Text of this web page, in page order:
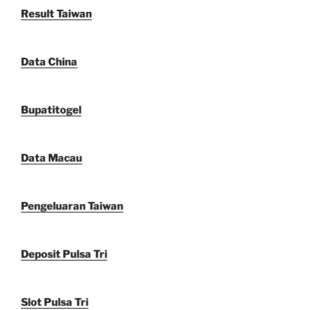
Result Taiwan
Data China
Bupatitogel
Data Macau
Pengeluaran Taiwan
Deposit Pulsa Tri
Slot Pulsa Tri